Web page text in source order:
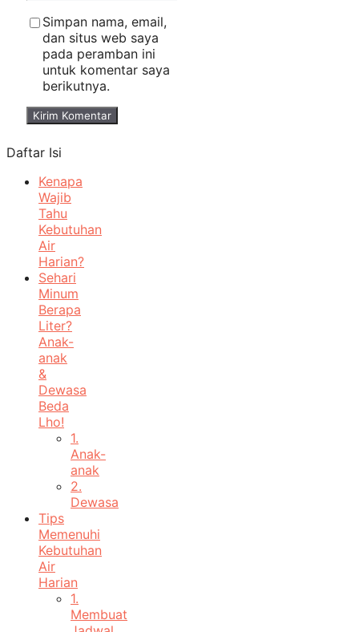
Simpan nama, email,
dan situs web saya
pada peramban ini
untuk komentar saya
berikutnya.
Daftar Isi
Kenapa
Wajib
Tahu
Kebutuhan
Air
Harian?
Sehari
Minum
Berapa
Liter?
Anak-
anak
&
Dewasa
Beda
Lho!
1.
Anak-
anak
2.
Dewasa
Tips
Memenuhi
Kebutuhan
Air
Harian
1.
Membuat